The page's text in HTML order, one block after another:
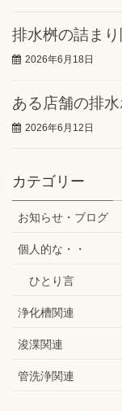
排水桝の詰まり
2026年6月18日
ある店舗の排
2026年6月12日
カテゴリー
お知らせ・ブログ
個人的な・・
ひとり言
浄化槽関連
浚渫関連
管洗浄関連